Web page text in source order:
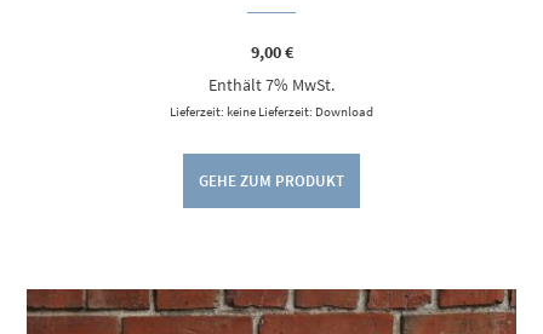
9,00€
Enthält 7% MwSt.
Lieferzeit: keine Lieferzeit: Download
GEHE ZUM PRODUKT